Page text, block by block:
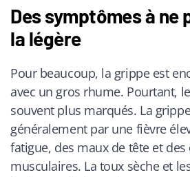
Des symptômes à ne
la légère
Pour beaucoup, la grippe est
avec un gros rhume. Pourtant,
souvent plus marqués. La
généralement par une fièvre
fatigue, des maux de tête et
musculaires. La toux sèche et